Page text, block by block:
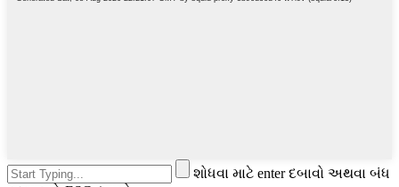
શોધવા માટે enter દબાવો અથવા બંધ